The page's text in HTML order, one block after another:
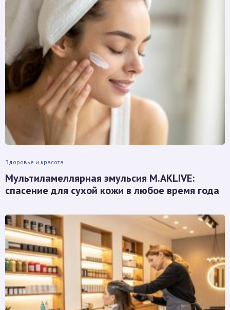
Здоровье и красота
Мультиламеллярная эмульсия M.AKLIVE:
спасение для сухой кожи в любое время года